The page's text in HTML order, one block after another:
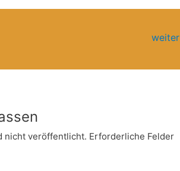
weiter
nicht veröffentlicht. Erforderliche Felder